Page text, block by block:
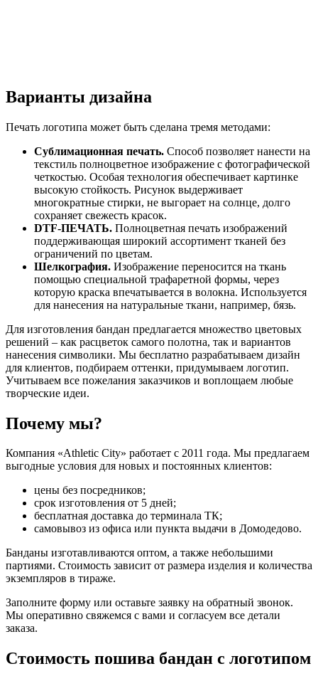
Варианты дизайна
Печать логотипа может быть сделана тремя методами:
Сублимационная печать. Способ позволяет нанести на
текстиль полноцветное изображение с фотографической
четкостью. Особая технология обеспечивает картинке
высокую стойкость. Рисунок выдерживает
многократные стирки, не выгорает на солнце, долго
сохраняет свежесть красок.
DTF-ПЕЧАТЬ. Полноцветная печать изображений
поддерживающая широкий ассортимент тканей без
ограничений по цветам.
Шелкография. Изображение переносится на ткань
помощью специальной трафаретной формы, через
которую краска впечатывается в волокна. Используется
для нанесения на натуральные ткани, например, бязь.
Для изготовления бандан предлагается множество цветовых
решений – как расцветок самого полотна, так и вариантов
нанесения символики. Мы бесплатно разрабатываем дизайн
для клиентов, подбираем оттенки, придумываем логотип.
Учитываем все пожелания заказчиков и воплощаем любые
творческие идеи.
Почему мы?
Компания «Athletic City» работает с 2011 года. Мы предлагаем
выгодные условия для новых и постоянных клиентов:
цены без посредников;
срок изготовления от 5 дней;
бесплатная доставка до терминала ТК;
самовывоз из офиса или пункта выдачи в Домодедово.
Банданы изготавливаются оптом, а также небольшими
партиями. Стоимость зависит от размера изделия и количества
экземпляров в тираже.
Заполните форму или оставьте заявку на обратный звонок.
Мы оперативно свяжемся с вами и согласуем все детали
заказа.
Стоимость пошива бандан с логотипом